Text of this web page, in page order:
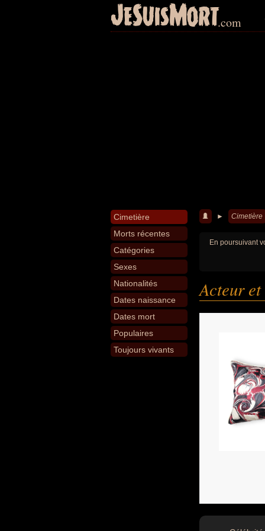
JeSuisMort.com
Cimetière
Morts récentes
Catégories
Sexes
Nationalités
Dates naissance
Dates mort
Populaires
Toujours vivants
► Cimetière
En poursuivant
Acteur